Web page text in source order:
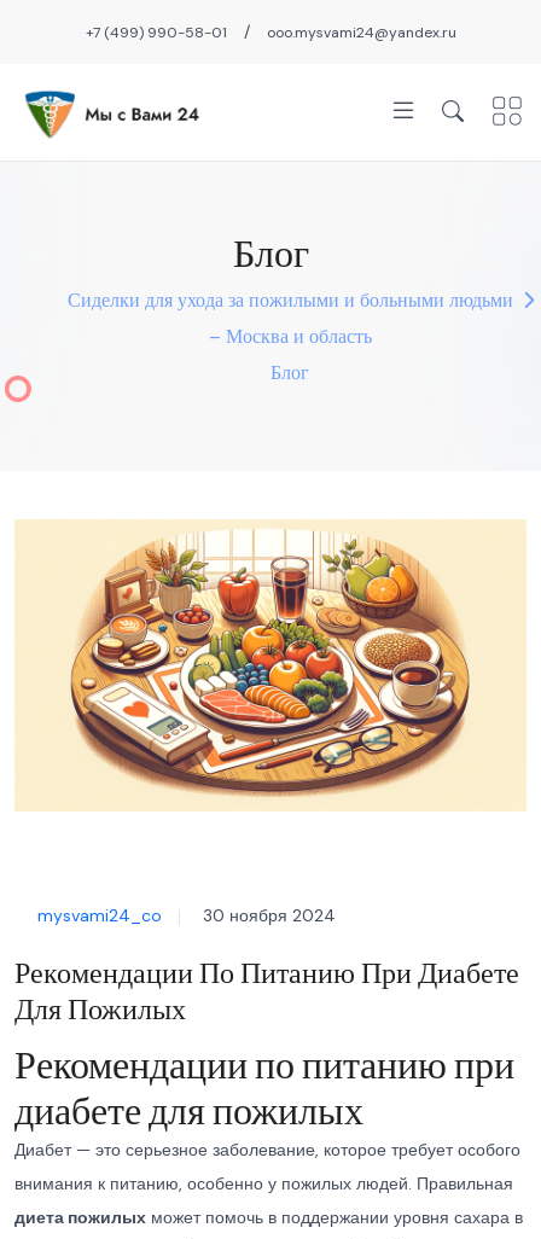
+7 (499) 990-58-01 / ooo.mysvami24@yandex.ru
Блог
Сиделки для ухода за пожилыми и больными людьми
– Москва и область
Блог
mysvami24_co 30 ноября 2024
Рекомендации По Питанию При Диабете
Для Пожилых
Рекомендации по питанию при
диабете для пожилых
Диабет — это серьезное заболевание, которое требует особого
внимания к питанию, особенно у пожилых людей. Правильная
диета пожилых может помочь в поддержании уровня сахара в